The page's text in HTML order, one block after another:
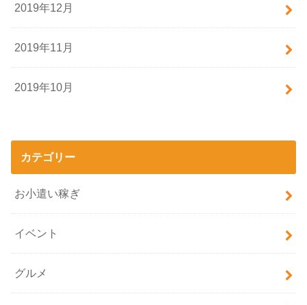
2019年12月
2019年11月
2019年10月
カテゴリー
お小遣い稼ぎ
イベント
グルメ